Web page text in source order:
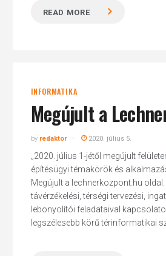
READ MORE
INFORMATIKA
Megújult a
by redaktor 2020. július 5.
„2020. július 1-jétől megújult
építésügyi témakörök és
Megújult a lechnerkozpont.hu
távérzékelési, térségi tervezési,
lebonyolítói feladataival
legszélesebb körű térinformatikai